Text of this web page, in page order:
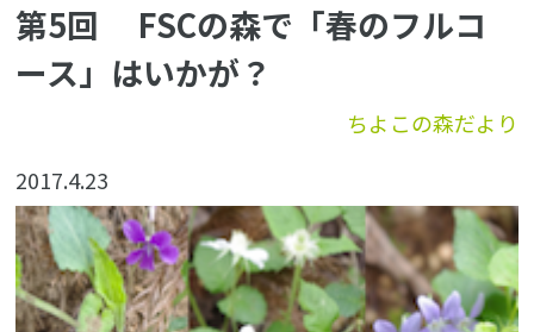
ちよこの森だより
第5回 FSCの森で「春のフルコ
ース」はいかが？
2017.4.23